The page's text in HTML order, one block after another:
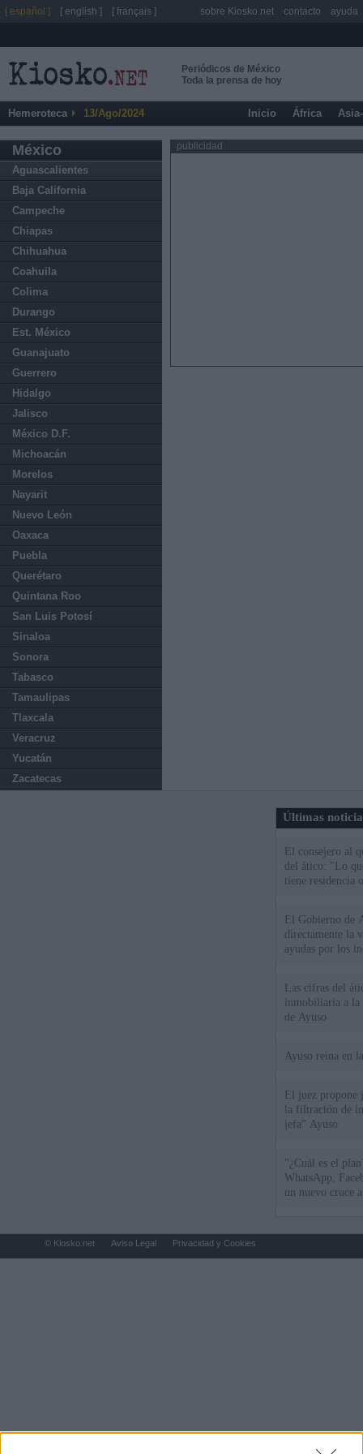
Periódicos de México
Toda la prensa de hoy
Hemeroteca 13/Ago/2024 Inicio África
México
Aguascalientes
Baja California
Campeche
Chiapas
Chihuahua
Coahuila
Colima
Durango
Est. México
Guanajuato
Guerrero
Hidalgo
Jalisco
México D.F.
Michoacán
Morelos
Nayarit
Nuevo León
Oaxaca
Puebla
Querétaro
Quintana Roo
San Luis Potosí
Sinaloa
Sonora
Tabasco
Tamaulipas
Tlaxcala
Veracruz
Yucatán
Zacatecas
publicidad
Últimas
El consejero al
del ático: "Lo
tiene residencia
El Gobierno de
directamente la
ayudas por los
Las cifras del
inmobiliaria a la
de Ayuso
Ayuso reina en
El juez propone
la filtración de
jefa" Ayuso
"¿Cuál es el
WhatsApp,
un nuevo cruce
[ español ] [ english ] [ français ] sobre Kiosko.net contacto ayuda
© Kiosko.net Aviso Legal Privacidad y Cookies